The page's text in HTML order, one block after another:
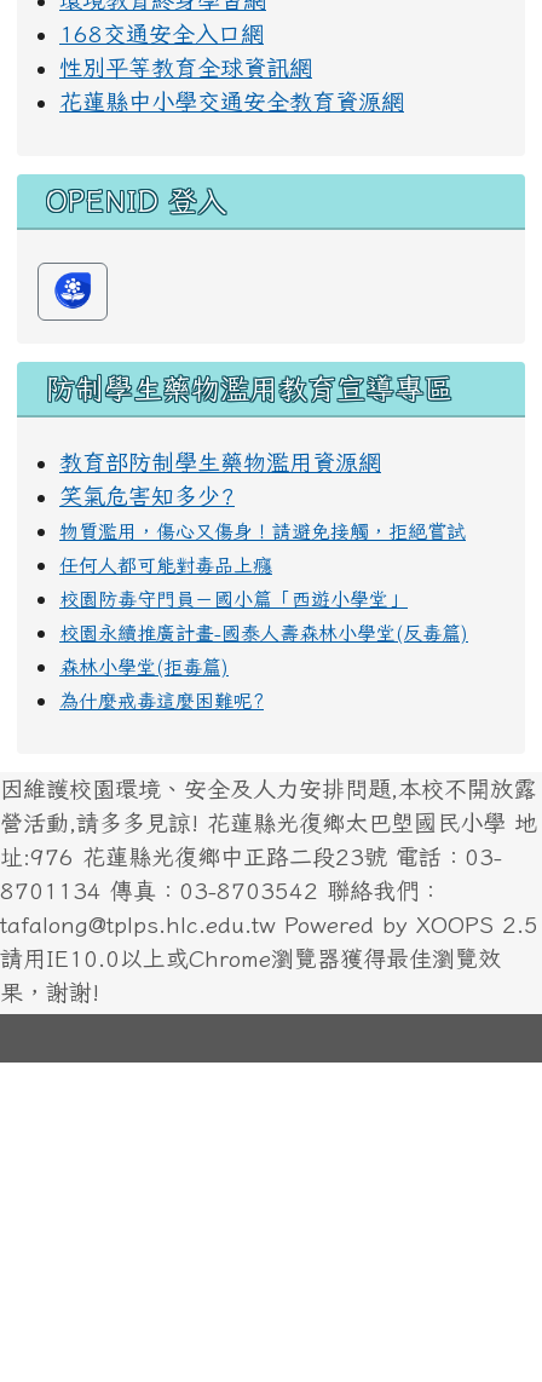
168交通安全入口網
性別平等教育全球資訊網
花蓮縣中小學交通安全教育資源網
OPENID 登入
防制學生藥物濫用教育宣導專區
教育部防制學生藥物濫用資源網
笑氣危害知多少?
物質濫用，傷心又傷身！請避免接觸，拒絕嘗試
任何人都可能對毒品上癮
校園防毒守門員－國小篇「西遊小學堂」
校園永續推廣計畫-國泰人壽森林小學堂(反毒篇)
森林小學堂(拒毒篇)
為什麼戒毒這麼困難呢?
因維護校園環境、安全及人力安排問題,本校不開放露
營活動,請多多見諒! 花蓮縣光復鄉太巴塱國民小學 地
址:976 花蓮縣光復鄉中正路二段23號 電話：03-
8701134 傳真：03-8703542 聯絡我們：
tafalong@tplps.hlc.edu.tw Powered by XOOPS 2.5
請用IE10.0以上或Chrome瀏覽器獲得最佳瀏覽效
果，謝謝!